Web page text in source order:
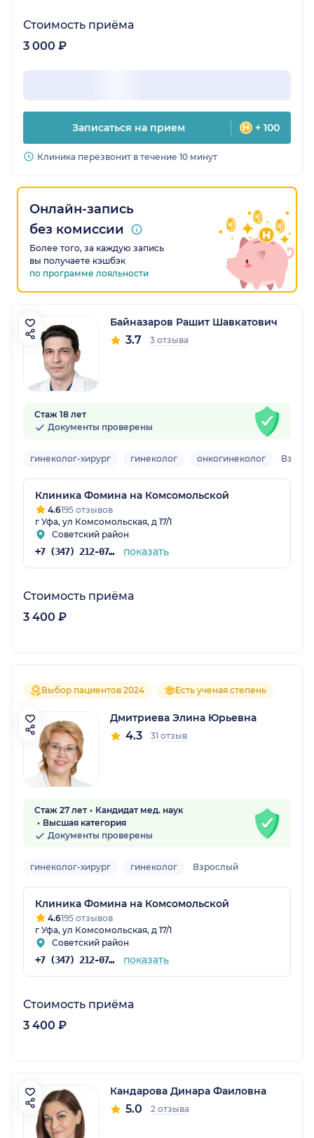
Стоимость приёма
3 000 ₽
Записаться на прием + 100
Клиника перезвонит в течение 10 минут
Онлайн-запись
без комиссии
Более того, за каждую запись
вы получаете кэшбэк
по программе лояльности
Байназаров Рашит Шавкатович
3.7 3 отзыва
Стаж 18 лет
Документы проверены
гинеколог-хирург гинеколог онкогинеколог
Клиника Фомина на Комсомольской
4.6195 отзывов
г Уфа, ул Комсомольская, д 17/1
Советский район
+7 (347) 212-07-05 показать
Стоимость приёма
3 400 ₽
Выбор пациентов 2024 Есть ученая степень
Дмитриева Элина Юрьевна
4.3 31 отзыв
Стаж 27 лет
Кандидат мед. наук
Высшая категория
Документы проверены
гинеколог-хирург гинеколог Взрослый
Клиника Фомина на Комсомольской
4.6195 отзывов
г Уфа, ул Комсомольская, д 17/1
Советский район
+7 (347) 212-07-05 показать
Стоимость приёма
3 400 ₽
Кандарова Динара Фаиловна
5.0 2 отзыва